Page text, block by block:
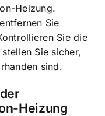
Heizung.
Sie
Sie die
Sie sicher,
sind.
Heizung